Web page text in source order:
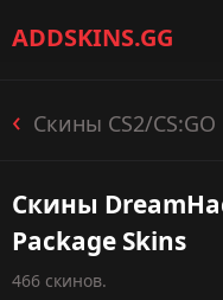
ADDSKINS.GG
Пистолеты-пулемёты
Перчатки
Скины CS2/CS:GO
Cкины
Package Skins
466 скинов.